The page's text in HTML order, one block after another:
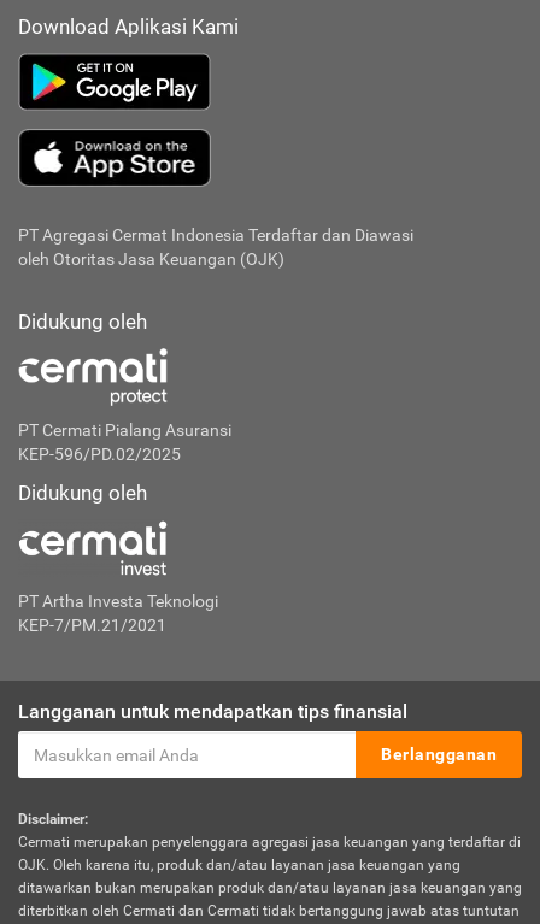
Download Aplikasi Kami
PT Agregasi Cermat Indonesia Terdaftar dan Diawasi
oleh Otoritas Jasa Keuangan (OJK)
Didukung oleh
PT Cermati Pialang Asuransi
KEP-596/PD.02/2025
Didukung oleh
PT Artha Investa Teknologi
KEP-7/PM.21/2021
Langganan untuk mendapatkan tips finansial
Berlangganan
Disclaimer:
Cermati merupakan penyelenggara agregasi jasa keuangan yang terdaftar di
OJK. Oleh karena itu, produk dan/atau layanan jasa keuangan yang
ditawarkan bukan merupakan produk dan/atau layanan jasa keuangan yang
diterbitkan oleh Cermati dan Cermati tidak bertanggung jawab atas tuntutan